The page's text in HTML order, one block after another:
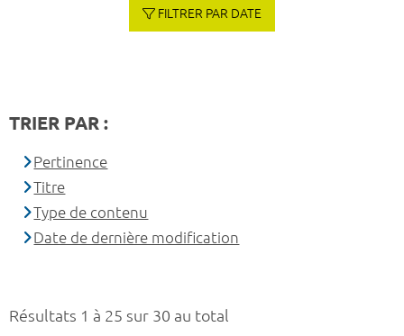
Résultats 1 à 25 sur 30 au total
FILTRER PAR DATE
TRIER PAR :
Pertinence
Titre
Type de contenu
Date de dernière modification